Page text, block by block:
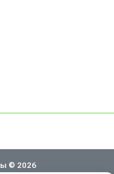
© 2026